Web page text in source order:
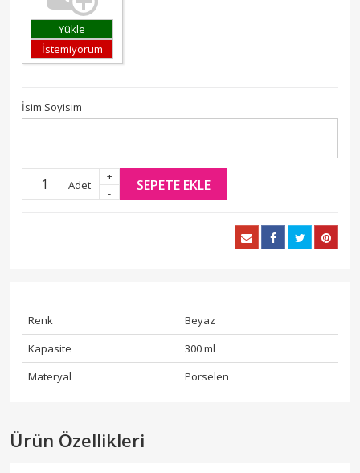
Yükle
İstemiyorum
İsim Soyisim
Adet
+
-
SEPETE EKLE
Renk
Beyaz
Kapasite
300 ml
Materyal
Porselen
Ürün Özellikleri